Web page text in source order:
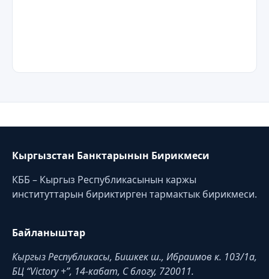
Кыргызстан Банктарынын Бирикмеси
КББ – Кыргыз Республикасынын каржы
институттарын бириктирген тармактык бирикмеси.
Байланыштар
Кыргыз Республикасы, Бишкек ш., Ибраимов к. 103/1a,
БЦ “Victory +”, 14-кабат, C блогу, 720011.